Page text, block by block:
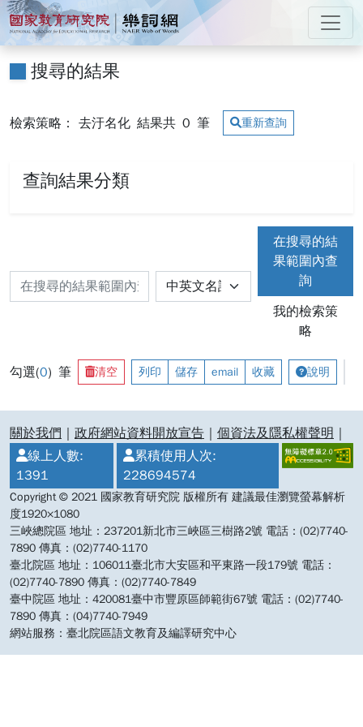
跳到主要內容
:::
國家教育研究院 樂詞網
搜尋的結果
檢索策略： 去汙名化 結果共 0 筆 重新查詢
查詢結果分類
在搜尋的結
果範圍內查
詢
我的檢索策
略
勾選(0) 筆 清空 列印 儲存 email 收藏 說明
:::關於我們 政府網站資料開放宣告 個資法及隱私權聲明
線上人數:
1391
累積使用人次:
228694574
Copyright © 2021 國家教育研究院 版權所有 建議最佳瀏覽螢幕解析
度1920×1080
三峽總院區 地址：237201新北市三峽區三樹路2號 電話：(02)7740-
7890 傳真：(02)7740-1170
臺北院區 地址：106011臺北市大安區和平東路一段179號 電話：
(02)7740-7890 傳真：(02)7740-7849
臺中院區 地址：420081臺中市豐原區師範街67號 電話：(02)7740-
7890 傳真：(04)7740-7949
網站服務：臺北院區語文教育及編譯研究中心